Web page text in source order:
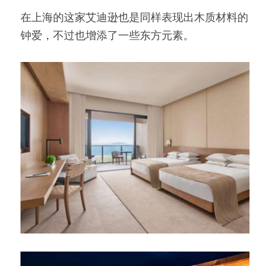
在上海的这家艾迪逊也是同样表现出木质材料的
钟爱，不过也增添了一些东方元素。